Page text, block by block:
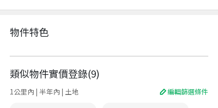
物件特色
類似物件實價登錄(9)
1公里內 | 半年內 | 土地 編輯篩選條件